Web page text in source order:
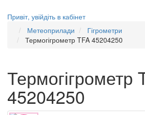
Привіт, увійдіть в кабінет
Метеоприлади
Гігрометри
Термогігрометр TFA 45204250
Термогігрометр
45204250